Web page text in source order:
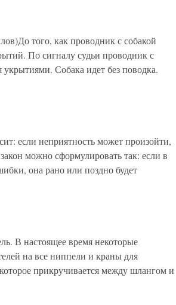
того, как проводник с собакой
По сигналу судьи проводник с
Собака идет без поводка.
если неприятность может произойти,
можно сформулировать так: если в
она рано или поздно будет
В настоящее время некоторые
на все ниппели и краны для
прикручивается между шлангом и